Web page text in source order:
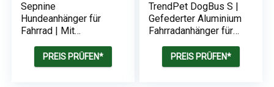
Sepnine
Hundeanhänger für
Fahrrad | Mit
| 600D Oxford Canvas
Geschützt vor Regen |
PREIS PRÜFEN*
TrendPet DogBus S |
Gefederter Aluminium
Fahrradanhänger für
HundePREIS PRÜFEN*